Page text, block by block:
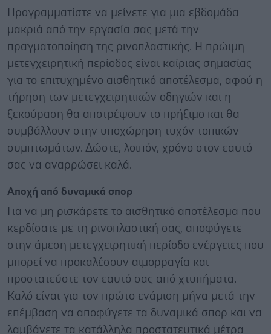
Προγραμματίστε να μείνετε για μια εβδομάδα
μακριά από την εργασία σας μετά την
πραγματοποίηση της ρινοπλαστικής. Η πρώιμη
μετεγχειρητική περίοδος είναι καίριας σημασίας
για το επιτυχημένο αισθητικό αποτέλεσμα, αφού η
τήρηση των μετεγχειρητικών οδηγιών και η
ξεκούραση θα αποτρέψουν το πρήξιμο και θα
συμβάλλουν στην υποχώρηση τυχόν τοπικών
συμπτωμάτων. Δώστε, λοιπόν, χρόνο στον εαυτό
σας να αναρρώσει καλά.
Αποχή από δυναμικά σπορ
Για να μη ρισκάρετε το αισθητικό αποτέλεσμα που
κερδίσατε με τη ρινοπλαστική σας, αποφύγετε
στην άμεση μετεγχειρητική περίοδο ενέργειες που
μπορεί να προκαλέσουν αιμορραγία και
προστατεύστε τον εαυτό σας από χτυπήματα.
Καλό είναι για τον πρώτο ενάμιση μήνα μετά την
επέμβαση να αποφύγετε τα δυναμικά σπορ και να
λαμβάνετε τα κατάλληλα προστατευτικά μέτρα